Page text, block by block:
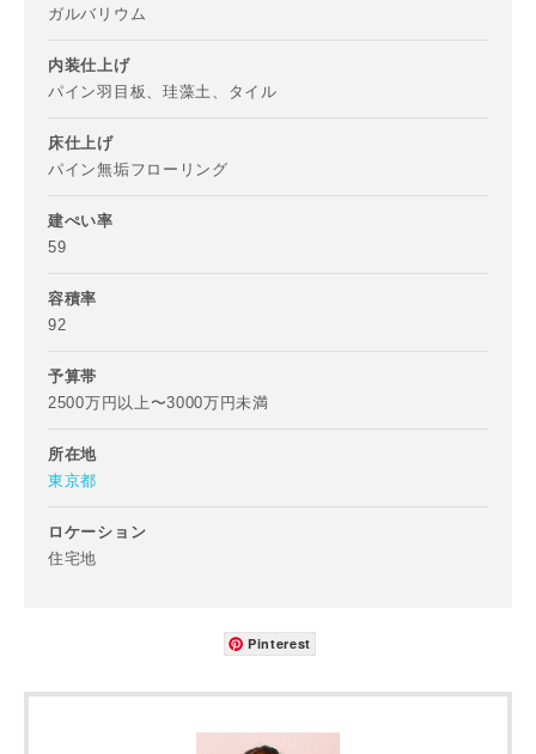
ガルバリウム
内装仕上げ
パイン羽目板、珪藻土、タイル
床仕上げ
パイン無垢フローリング
建ぺい率
59
容積率
92
予算帯
2500万円以上〜3000万円未満
所在地
東京都
ロケーション
住宅地
Pinterest
メールアドレス
ご住所
都道府県
市区町村
番地、建物名